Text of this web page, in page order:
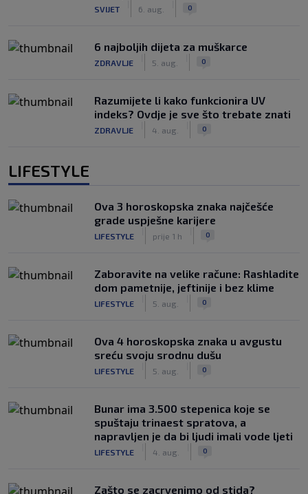
SVIJET 6. aug. 0
6 najboljih dijeta za muškarce
ZDRAVLJE 5. aug. 0
Razumijete li kako funkcionira UV
indeks? Ovdje je sve što trebate znati
ZDRAVLJE 4. aug. 0
LIFESTYLE
Ova 3 horoskopska znaka najčešće
grade uspješne karijere
LIFESTYLE prije 1 h 0
Zaboravite na velike račune: Rashladite
dom pametnije, jeftinije i bez klime
LIFESTYLE 5. aug. 0
Ova 4 horoskopska znaka u avgustu
sreću svoju srodnu dušu
LIFESTYLE 5. aug. 0
Bunar imа 3.500 stepenica koje se
spuštaju trinaest spratova, a
napravljen je da bi ljudi imali vode ljeti
LIFESTYLE 4. aug. 0
Zašto se zacrvenimo od stida?